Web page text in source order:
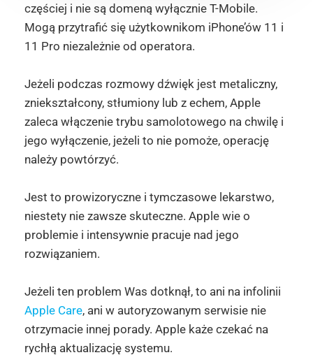
częściej i nie są domeną wyłącznie T-Mobile.
Mogą przytrafić się użytkownikom iPhone’ów 11 i
11 Pro niezależnie od operatora.
Jeżeli podczas rozmowy dźwięk jest metaliczny,
zniekształcony, stłumiony lub z echem, Apple
zaleca włączenie trybu samolotowego na chwilę i
jego wyłączenie, jeżeli to nie pomoże, operację
należy powtórzyć.
Jest to prowizoryczne i tymczasowe lekarstwo,
niestety nie zawsze skuteczne. Apple wie o
problemie i intensywnie pracuje nad jego
rozwiązaniem.
Jeżeli ten problem Was dotknął, to ani na infolinii
Apple Care, ani w autoryzowanym serwisie nie
otrzymacie innej porady. Apple każe czekać na
rychłą aktualizację systemu.